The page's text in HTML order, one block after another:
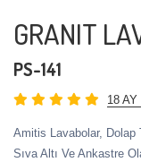
GRANIT
PS-141
18 AY
Amitis Lavabolar, Dolap
Sıva Altı Ve Ankastre